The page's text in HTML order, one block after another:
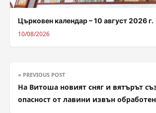
Църковен календар – 10 август 2026 г.
10/08/2026
« PREVIOUS POST
На Витоша новият сняг и вятърът
опасност от лавини извън